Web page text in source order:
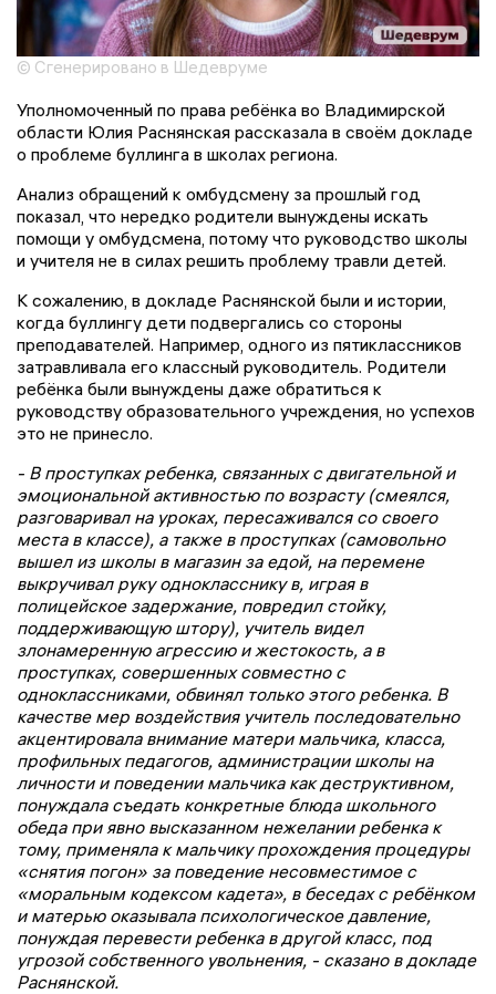
© Сгенерировано в Шедевруме
Уполномоченный по права ребёнка во Владимирской
области Юлия Раснянская рассказала в своём докладе
о проблеме буллинга в школах региона.
Анализ обращений к омбудсмену за прошлый год
показал, что нередко родители вынуждены искать
помощи у омбудсмена, потому что руководство школы
и учителя не в силах решить проблему травли детей.
К сожалению, в докладе Раснянской были и истории,
когда буллингу дети подвергались со стороны
преподавателей. Например, одного из пятиклассников
затравливала его классный руководитель. Родители
ребёнка были вынуждены даже обратиться к
руководству образовательного учреждения, но успехов
это не принесло.
- В проступках ребенка, связанных с двигательной и
эмоциональной активностью по возрасту (смеялся,
разговаривал на уроках, пересаживался со своего
места в классе), а также в проступках (самовольно
вышел из школы в магазин за едой, на перемене
выкручивал руку однокласснику в, играя в
полицейское задержание, повредил стойку,
поддерживающую штору), учитель видел
злонамеренную агрессию и жестокость, а в
проступках, совершенных совместно с
одноклассниками, обвинял только этого ребенка. В
качестве мер воздействия учитель последовательно
акцентировала внимание матери мальчика, класса,
профильных педагогов, администрации школы на
личности и поведении мальчика как деструктивном,
понуждала съедать конкретные блюда школьного
обеда при явно высказанном нежелании ребенка к
тому, применяла к мальчику прохождения процедуры
«снятия погон» за поведение несовместимое с
«моральным кодексом кадета», в беседах с ребёнком
и матерью оказывала психологическое давление,
понуждая перевести ребенка в другой класс, под
угрозой собственного увольнения, - сказано в докладе
Раснянской.